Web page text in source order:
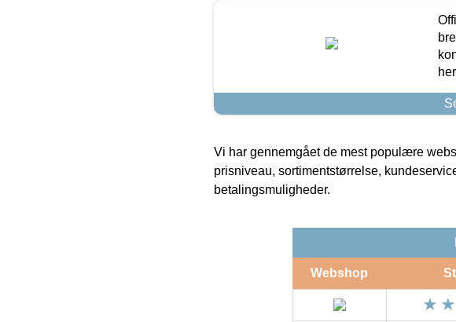
Vi har gennemgået de mest populære
prisniveau, sortimentstørrelse,
betalingsmuligheder.
Webshop